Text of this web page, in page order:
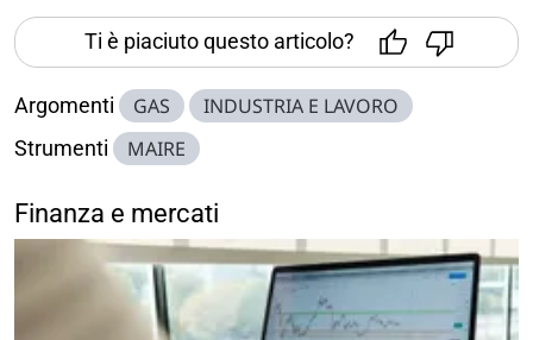
Ti è piaciuto questo articolo?
Argomenti GAS INDUSTRIA E LAVORO
Strumenti MAIRE
Finanza e mercati